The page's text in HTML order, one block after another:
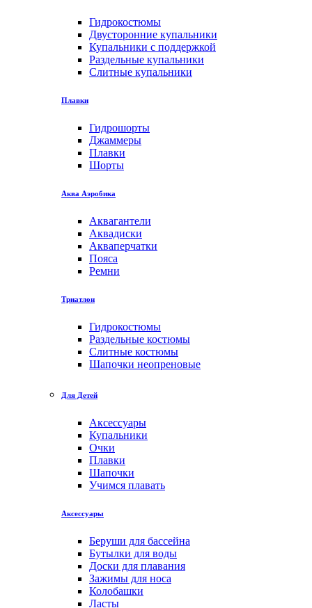
Гидрокостюмы
Двусторонние купальники
Купальники с поддержкой
Раздельные купальники
Слитные купальники
Плавки
Гидрошорты
Джаммеры
Плавки
Шорты
Аква Аэробика
Аквагантели
Аквадиски
Акваперчатки
Пояса
Ремни
Триатлон
Гидрокостюмы
Раздельные костюмы
Слитные костюмы
Шапочки неопреновые
Для Детей
Аксессуары
Купальники
Очки
Плавки
Шапочки
Учимся плавать
Аксессуары
Беруши для бассейна
Бутылки для воды
Доски для плавания
Зажимы для носа
Колобашки
Ласты